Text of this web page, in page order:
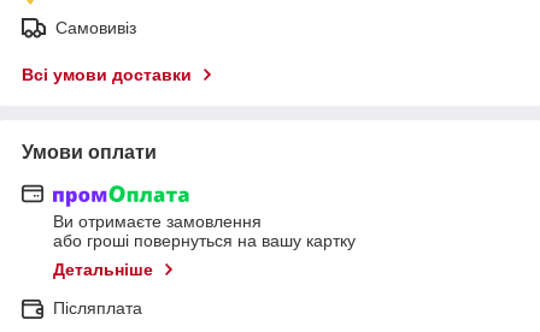
Самовивіз
Всі умови доставки
Умови оплати
Ви отримаєте замовлення
або гроші повернуться на вашу картку
Детальніше
Післяплата